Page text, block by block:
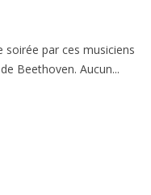
soirée par ces musiciens
Beethoven. Aucun...